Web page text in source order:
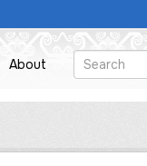
About